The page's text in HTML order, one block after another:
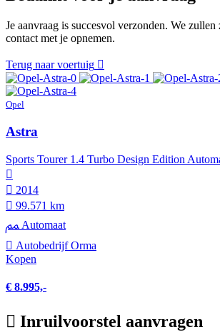
Je aanvraag is succesvol verzonden. We
contact met je opnemen.
Terug naar voertuig
Opel
Astra
Sports Tourer 1.4 Turbo Design Edition
2014
99.571 km
Automaat
Autobedrijf Orma
Kopen
€ 8.995,-
Inruilvoorstel aanvragen